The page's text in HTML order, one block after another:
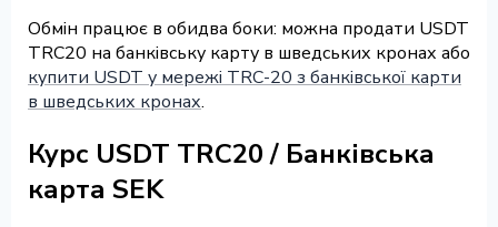
Обмін працює в обидва боки: можна продати USDT
TRC20 на банківську карту в шведських кронах або
купити USDT у мережі TRC-20 з банківської карти
в шведських кронах.
Курс USDT TRC20 / Банківська
карта SEK